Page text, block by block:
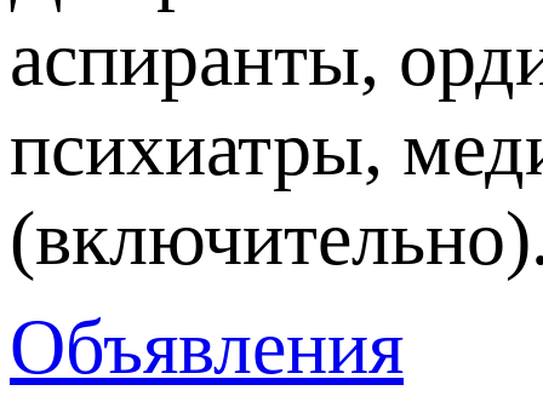
аспиранты,
психиатры,
Объявления